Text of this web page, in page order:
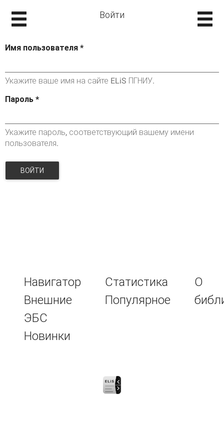
Войти
Имя пользователя *
Укажите ваше имя на сайте ELiS ПГНИУ.
Пароль *
Укажите пароль, соответствующий вашему имени
пользователя.
ВОЙТИ
Навигатор
Внешние
ЭБС
Новинки
Статистика
Популярное
О